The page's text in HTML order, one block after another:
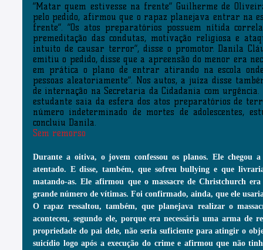
“Matar quem estivesse na frente” Guilherme de
pelo pedido, afirmou que o rapaz planejava entrar na
frente”. “Os atos preparatórios possuem nítida
premeditação das condutas, motivação religiosa e
intuito de causar terror”, disse o promotor. Danila
emitiu o pedido, disse que a apreensão do menor era
em prática o plano de entrar atirando na escola
pessoas aleatoriamente”. Nos autos, a juíza disse
de internação na Secretaria da Cidadania com urgência.
estudante saia da esfera dos atos preparatórios de
número indeterminado de mortes de adolescentes,
concluiu Danila.
Sem remorso
Durante a oitiva, o jovem confessou os planos. Ele chegou
atentado. E disse, também, que sofreu bullying e que
matando-as. Ele afirmou que o massacre de Christchurch
grande número de vítimas. Foi confirmado, ainda, que ele
O rapaz ressaltou, também, que planejava realizar o
aconteceu, segundo ele, porque era necessária uma arma de
propriedade do pai dele, não seria suficiente para atingir o
suicídio logo após a execução do crime e afirmou que não